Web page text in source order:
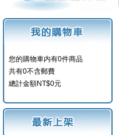
您的購物車内有0件商品
共有0不含郵費
總計金額NT$0元